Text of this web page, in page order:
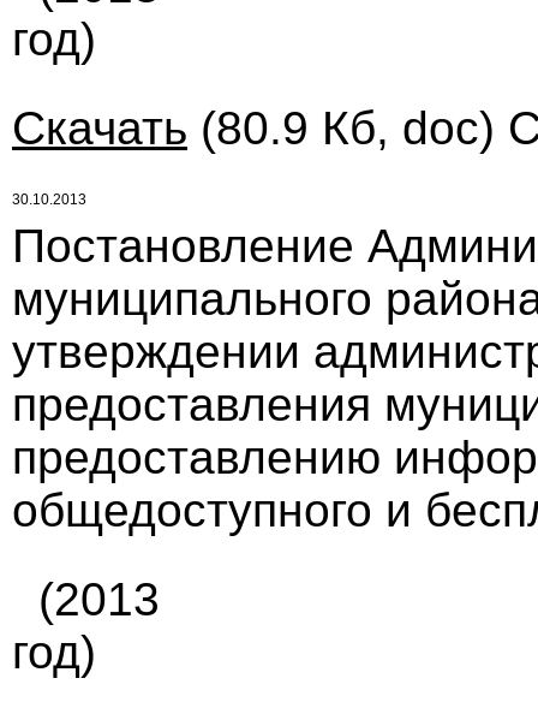
год)
Скачать (80.9 Кб, doc)
30.10.2013
Постановление
муниципального
утверждении
предоставления
предоставлению
общедоступного и
(2013
год)